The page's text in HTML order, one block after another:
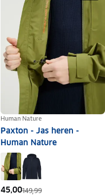
Human Nature
Paxton - Jas heren -
Human Nature
45,00149,99